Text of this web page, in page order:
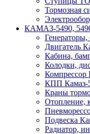
Тормозная
КАМАЗ-5490,
Генераторы,
Двигатель
Кабина,
Колодки,
Компрессор
КПП Камаз-
Краны
Отопление,
Подвеска
Радиатор,